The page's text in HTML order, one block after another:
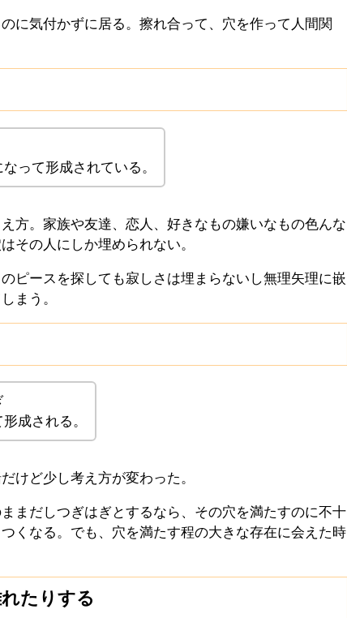
に気付かずに居る。擦れ合って、穴を作って人間関
って形成されている。
方。家族や友達、恋人、好きなもの嫌いなもの色んな
その人にしか埋められない。
ピースを探しても寂しさは埋まらないし無理矢理に嵌
まう。
成される。
けど少し考え方が変わった。
まだしつぎはぎとするなら、その穴を満たすのに不十
くなる。でも、穴を満たす程の大きな存在に会えた時
たりする